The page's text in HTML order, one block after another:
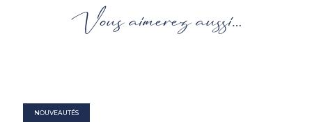
Vous aimerez aussi…
NOUVEAUTÉS